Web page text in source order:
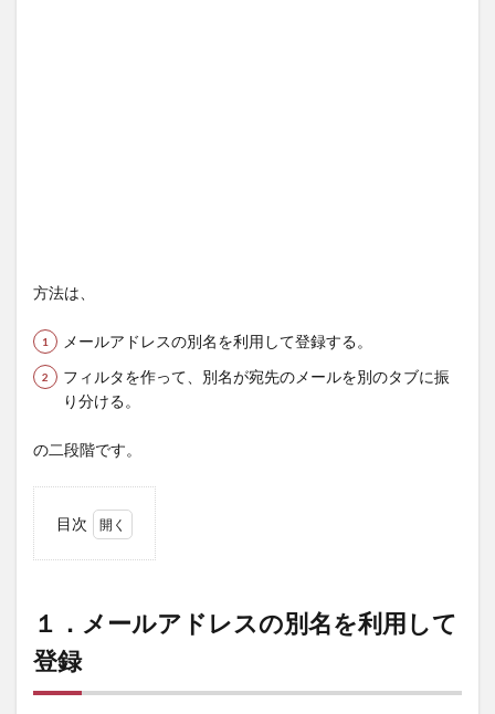
方法は、
メールアドレスの別名を利用して登録する。
フィルタを作って、別名が宛先のメールを別のタブに振
り分ける。
の二段階です。
目次
ドレ
スの
別名
を利
１．メールアドレスの別名を利用して
登録